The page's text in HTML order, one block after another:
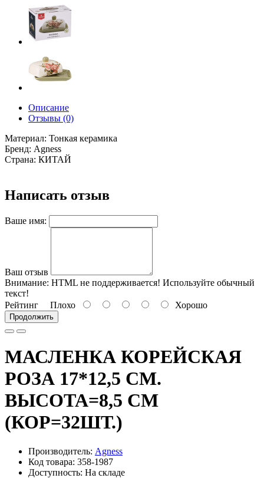
Описание
Отзывы (0)
Материал: Тонкая керамика
Бренд: Agness
Страна: КИТАЙ
Написать отзыв
Ваше имя:
Ваш отзыв
Внимание: HTML не поддерживается! Используйте обычный
текст!
Рейтинг Плохо Хорошо
Продолжить
МАСЛЕНКА КОРЕЙСКАЯ
РОЗА 17*12,5 СМ.
ВЫСОТА=8,5 СМ
(КОР=32ШТ.)
Производитель: Agness
Код товара: 358-1987
Доступность: На складе